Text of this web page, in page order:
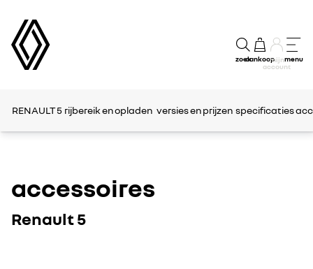
zoekaankoopmijn
account
menu
RENAULT 5 rijbereik en opladen versies en prijzen specificaties
accessoires
Renault 5